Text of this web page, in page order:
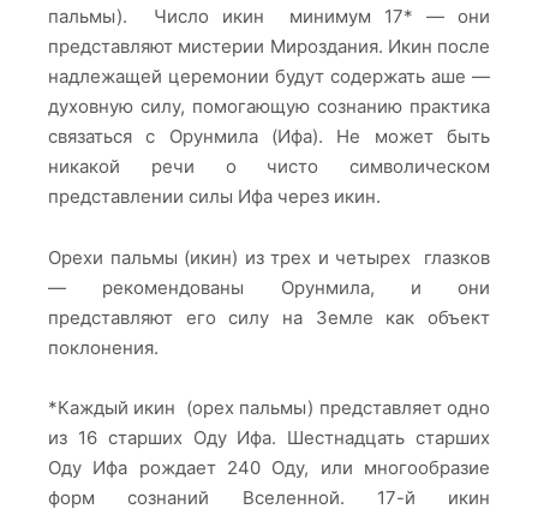
пальмы). Число икин минимум 17* — они
представляют мистерии Мироздания. Икин после
надлежащей церемонии будут содержать аше —
духовную силу, помогающую сознанию практика
связаться с Орунмила (Ифа). Не может быть
никакой речи о чисто символическом
представлении силы Ифа через икин.
Орехи пальмы (икин) из трех и четырех глазков
— рекомендованы Орунмила, и они
представляют его силу на Земле как объект
поклонения.
*Каждый икин (орех пальмы) представляет одно
из 16 старших Оду Ифа. Шестнадцать старших
Оду Ифа рождает 240 Оду, или многообразие
форм сознаний Вселенной. 17-й икин